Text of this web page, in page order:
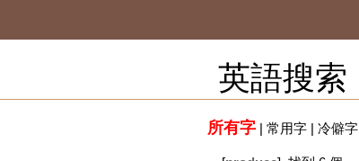
英語搜索
所有字| 常用字| 冷僻字